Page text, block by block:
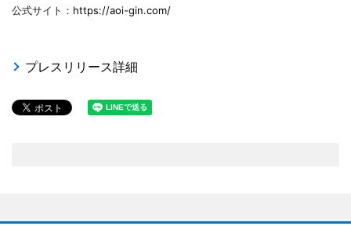
公式サイト： https://aoi-gin.com/
プレスリリース詳細